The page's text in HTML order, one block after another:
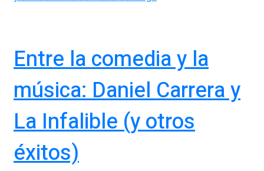
Entre la comedia y la
música: Daniel Carrera y
La Infalible (y otros
éxitos)